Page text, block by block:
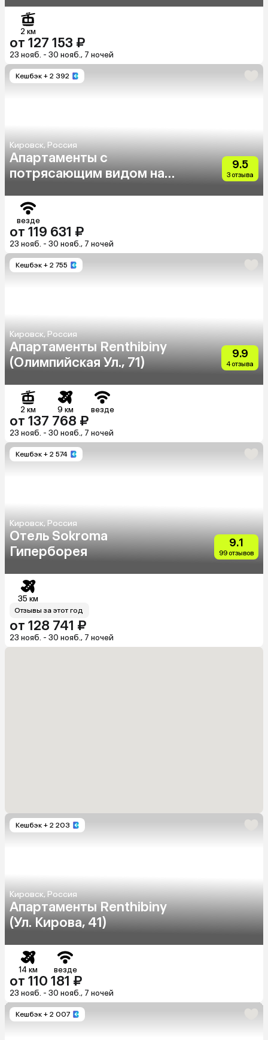
2 км
от 127 153 ₽
23 нояб. - 30 нояб., 7 ночей
Кешбэк + 2 392
Кировск, Россия
Апартаменты с
потрясающим видом на
9.5
3 отзыва
везде
от 119 631 ₽
23 нояб. - 30 нояб., 7 ночей
Кешбэк + 2 755
Кировск, Россия
Апартаменты Renthibiny
(Олимпийская Ул., 71)
9.9
4 отзыва
2 км 9 км везде
от 137 768 ₽
23 нояб. - 30 нояб., 7 ночей
Кешбэк + 2 574
Кировск, Россия
Отель Sokroma
Гиперборея
9.1
99 отзывов
35 км
Отзывы за этот год
от 128 741 ₽
23 нояб. - 30 нояб., 7 ночей
Кешбэк + 2 203
Кировск, Россия
Апартаменты Renthibiny
(Ул. Кирова, 41)
14 км везде
от 110 181 ₽
23 нояб. - 30 нояб., 7 ночей
Кешбэк + 2 007